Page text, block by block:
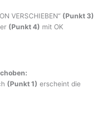
VERSCHIEBEN“ (Punkt 3)
(Punkt 4) mit OK
(Punkt 1) erscheint die